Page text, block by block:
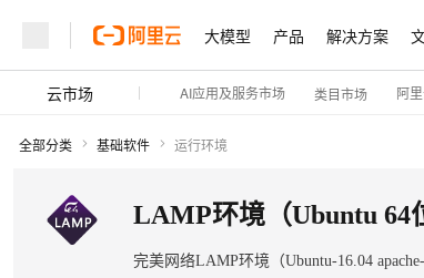
大模型 产品 解决方案
云市场 AI应用及服务市场 类目市场 阿
全部分类 基础软件 运行环境
LAMP环境（Ubuntu 64
完美网络LAMP环境（Ubuntu-16.04